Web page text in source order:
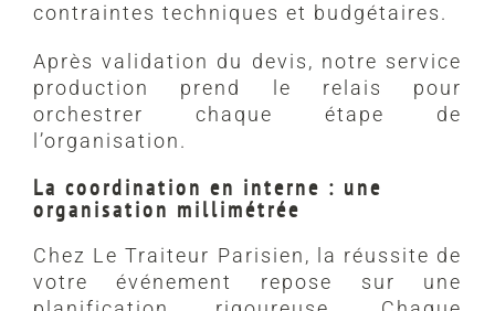
contraintes techniques et budgétaires.
Après validation du devis, notre service
production prend le relais pour
orchestrer chaque étape de
l’organisation.
La coordination en interne : une
organisation millimétrée
Chez Le Traiteur Parisien, la réussite de
votre événement repose sur une